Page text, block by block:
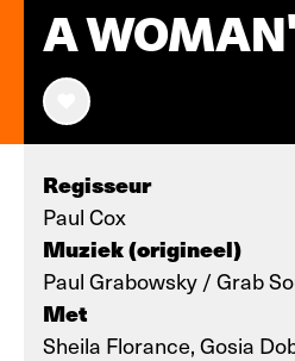
A
Regisseur
Paul Cox
Muziek (origineel)
Paul Grabowsky / Grab
Met
Sheila Florance, Gosia